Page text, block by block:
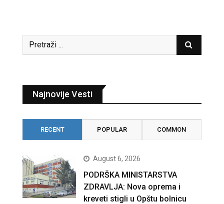
Najnovije Vesti
RECENT POPULAR COMMON
August 6, 2026
PODRŠKA MINISTARSTVA
ZDRAVLJA: Nova oprema i
kreveti stigli u Opštu bolnicu